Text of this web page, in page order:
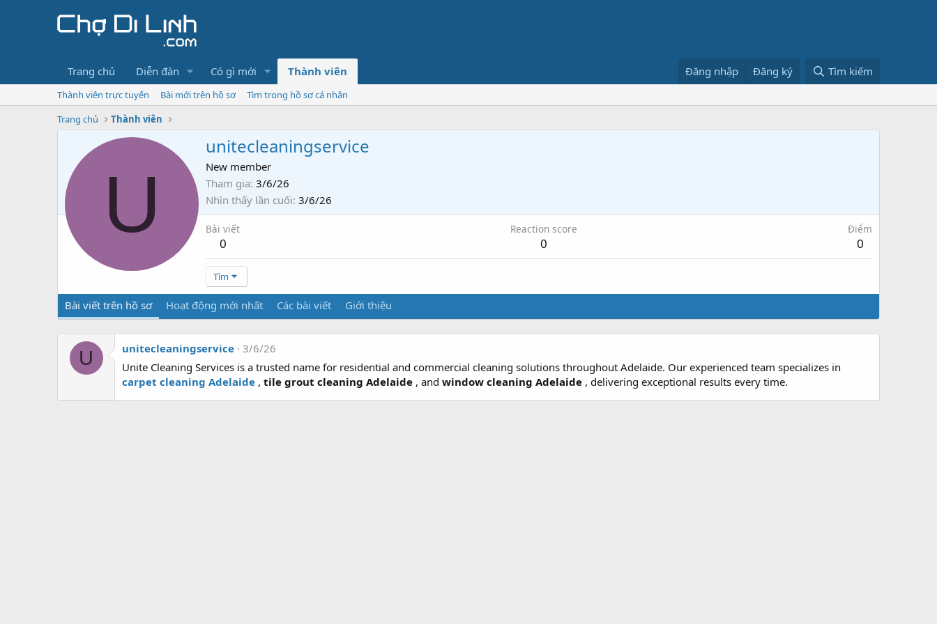
Trang chủ Diễn đàn Có gì mới Thành viên Đăng nhập Đăng ký Tìm kiếm
Thành viên trực tuyến Bài mới trên hồ sơ
Tìm trong hồ sơ cá nhân
Trang chủ
Thành viên
U
unitecleaningservice
New member
Tham gia 3/6/26
Nhìn thấy lần cuối 3/6/26
Bài viết
0
Reaction score
0
Điểm
0
Tìm
Bài viết trên hồ sơ Hoạt động mới nhất Các bài viết Giới thiệu
U unitecleaningservice 3/6/26
Unite Cleaning Services is a trusted name for residential and commercial cleaning solutions throughout Adelaide. Our experienced team specializes in
carpet cleaning Adelaide , tile grout cleaning Adelaide , and window cleaning Adelaide , delivering exceptional results every time.